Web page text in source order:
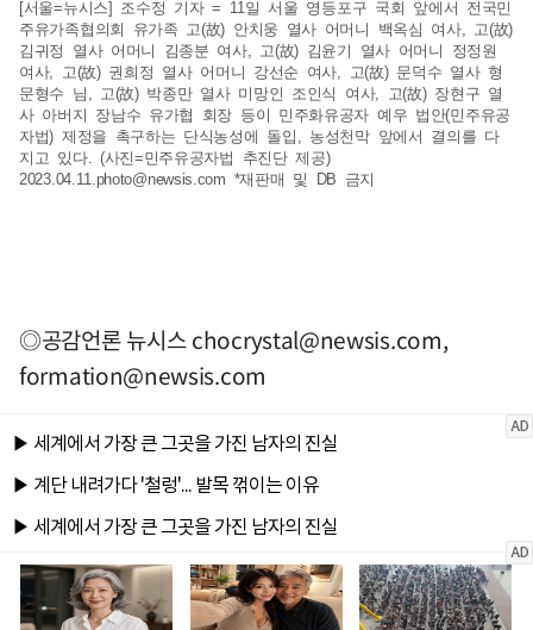
[서울=뉴시스] 조수정 기자 = 11일 서울 영등포구 국회 앞에서 전국민
주유가족협의회 유가족 고(故) 안치웅 열사 어머니 백옥심 여사, 고(故)
김귀정 열사 어머니 김종분 여사, 고(故) 김윤기 열사 어머니 정정원
여사, 고(故) 권희정 열사 어머니 강선순 여사, 고(故) 문덕수 열사 형
문형수 님, 고(故) 박종만 열사 미망인 조인식 여사, 고(故) 장현구 열
사 아버지 장남수 유가협 회장 등이 민주화유공자 예우 법안(민주유공
자법) 제정을 촉구하는 단식농성에 돌입, 농성천막 앞에서 결의를 다
지고 있다. (사진=민주유공자법 추진단 제공)
2023.04.11.photo@newsis.com *재판매 및 DB 금지
◎공감언론 뉴시스chocrystal@newsis.com,
formation@newsis.com